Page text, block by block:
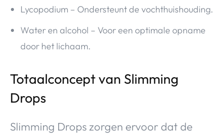
Lycopodium – Ondersteunt de vochthuishouding.
Water en alcohol – Voor een optimale opname
door het lichaam.
Totaalconcept van Slimming
Drops
Slimming Drops zorgen ervoor dat de